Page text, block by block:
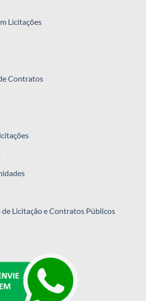
Licitações
Contratos
de Licitação e Contratos Públicos